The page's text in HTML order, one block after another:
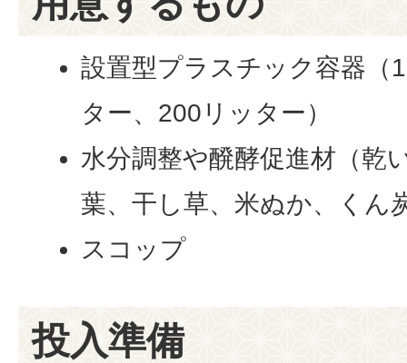
設置型プラスチック容器（
ター、200リッター）
水分調整や醗酵促進材（乾
葉、干し草、米ぬか、くん
スコップ
投入準備